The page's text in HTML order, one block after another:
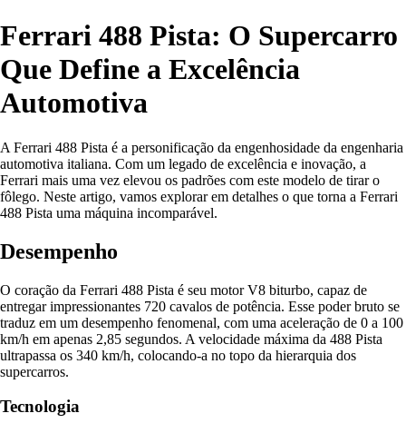
Ferrari 488 Pista: O Supercarro
Que Define a Excelência
Automotiva
A Ferrari 488 Pista é a personificação da engenhosidade da engenharia
automotiva italiana. Com um legado de excelência e inovação, a
Ferrari mais uma vez elevou os padrões com este modelo de tirar o
fôlego. Neste artigo, vamos explorar em detalhes o que torna a Ferrari
488 Pista uma máquina incomparável.
Desempenho
O coração da Ferrari 488 Pista é seu motor V8 biturbo, capaz de
entregar impressionantes 720 cavalos de potência. Esse poder bruto se
traduz em um desempenho fenomenal, com uma aceleração de 0 a 100
km/h em apenas 2,85 segundos. A velocidade máxima da 488 Pista
ultrapassa os 340 km/h, colocando-a no topo da hierarquia dos
supercarros.
Tecnologia